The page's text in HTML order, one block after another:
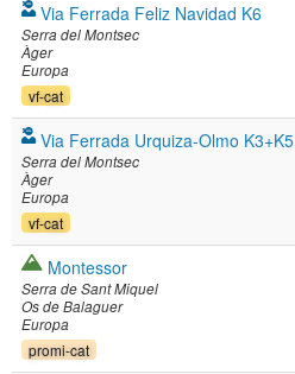
Via Ferrada Feliz Navidad K6
Serra del Montsec
Àger
Europa
vf-cat
Via Ferrada Urquiza-Olmo K3+K5
Serra del Montsec
Àger
Europa
vf-cat
Montessor
Serra de Sant Miquel
Os de Balaguer
Europa
promi-cat